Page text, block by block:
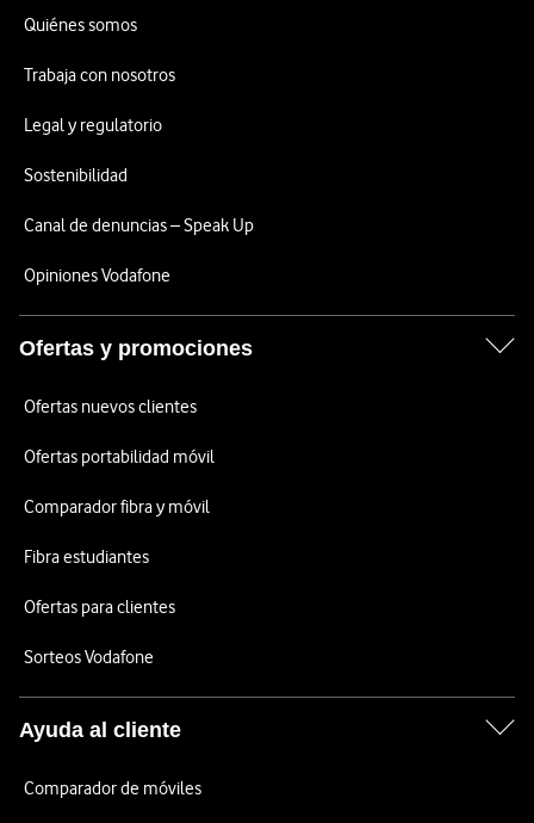
Quiénes somos
Trabaja con nosotros
Legal y regulatorio
Sostenibilidad
Canal de denuncias – Speak Up
Opiniones Vodafone
Ofertas y promociones
Ofertas nuevos clientes
Ofertas portabilidad móvil
Comparador fibra y móvil
Fibra estudiantes
Ofertas para clientes
Sorteos Vodafone
Ayuda al cliente
Comparador de móviles